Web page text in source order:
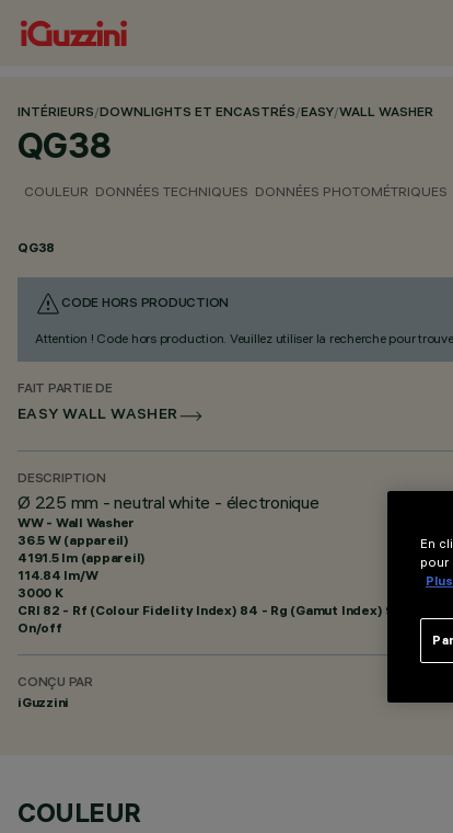
INTÉRIEURS/DOWNLIGHTS ET ENCASTRÉS/EASY/WALL WASHER
QG38
COULEUR DONNÉES TECHNIQUES DONNÉES PHOTOMÉTRIQUES
QG38
CODE HORS PRODUCTION
Attention ! Code hors production. Veuillez utiliser la recherche pour
FAIT PARTIE DE
EASY WALL WASHER
DESCRIPTION
Ø 225 mm - neutral white - électronique
WW - Wall Washer
36.5 W (appareil)
4191.5 lm (appareil)
114.84 lm/W
3000 K
CRI 82 - Rf (Colour Fidelity Index) 84 - Rg (Gamut Index) 95
On/off
CONÇU PAR
iGuzzini
COULEUR
En
pour